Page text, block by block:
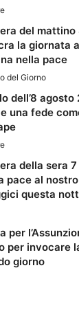
del mattino
la giornata
nella pace
del Giorno
dell’8
una fede
della sera
pace al
questa
per
per invocare
giorno